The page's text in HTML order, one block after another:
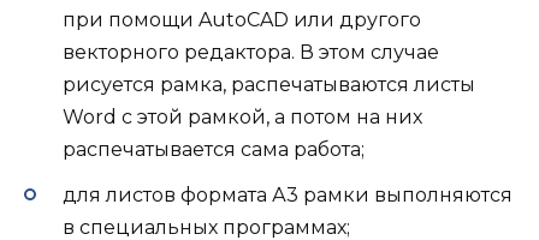
при помощи AutoCAD или другого
векторного редактора. В этом случае
рисуется рамка, распечатываются листы
Word с этой рамкой, а потом на них
распечатывается сама работа;
для листов формата А3 рамки выполняются
в специальных программах;